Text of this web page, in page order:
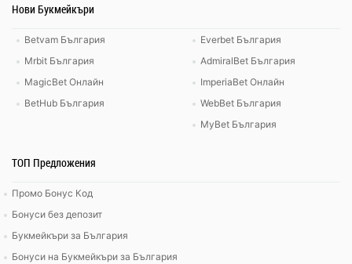
Нови Букмейкъри
Betvam България
Mrbit България
MagicBet Онлайн
BetHub България
Everbet България
AdmiralBet България
ImperiaBet Онлайн
WebBet България
MyBet България
ТОП Предложения
Промо Бонус Код
Бонуси без депозит
Букмейкъри за България
Бонуси на Букмейкъри за България